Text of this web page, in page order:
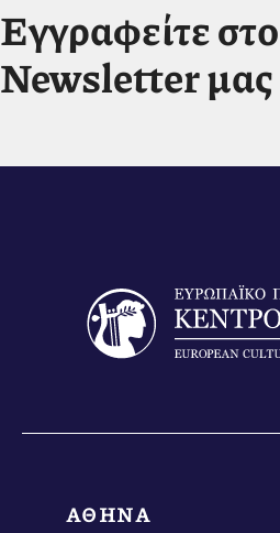
Εγγραφείτε στο
Newsletter μας
ΑΘΗΝΑ